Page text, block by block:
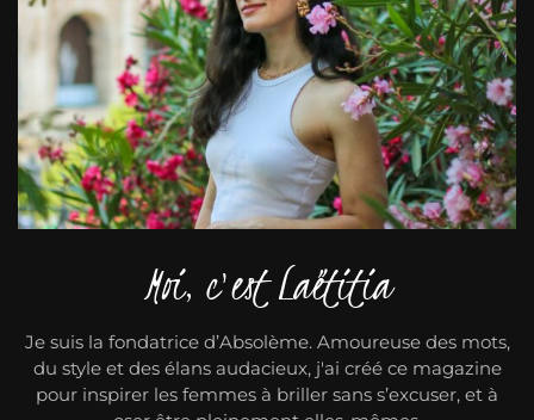
Moi, c'est Laëtitia
Je suis la fondatrice d’Absolème. Amoureuse des mots,
du style et des élans audacieux, j'ai créé ce magazine
pour inspirer les femmes à briller sans s’excuser, et à